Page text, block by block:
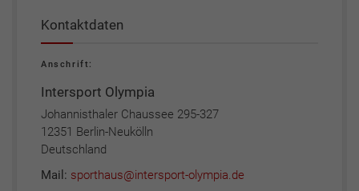
Kontaktdaten
Anschrift:
Intersport Olympia
Johannisthaler Chaussee 295-327
12351 Berlin-Neukölln
Deutschland
Mail: sporthaus@intersport-olympia.de